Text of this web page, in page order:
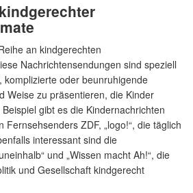
an kindgerechten
Nachrichtensendungen sind speziell
komplizierte oder beunruhigende
Weise zu präsentieren, die Kinder
gibt es die Kindernachrichten
Fernsehsenders ZDF, „logo!“, die täglich
interessant sind die
und „Wissen macht Ah!“, die
und Gesellschaft kindgerecht